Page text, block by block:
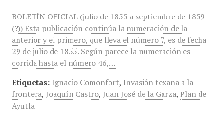
BOLETÍN OFICIAL (julio de 1855 a septiembre de 1859
(?)) Esta publicación continúa la numeración de la
anterior y el primero, que lleva el número 7, es de fecha
29 de julio de 1855. Según parece la numeración es
corrida hasta el número 46,…
Etiquetas: Ignacio Comonfort, Invasión texana a la
frontera, Joaquín Castro, Juan José de la Garza, Plan de
Ayutla